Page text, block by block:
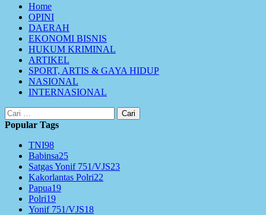
Primary
Menu
Home
OPINI
DAERAH
EKONOMI BISNIS
HUKUM KRIMINAL
ARTIKEL
SPORT, ARTIS & GAYA HIDUP
NASIONAL
INTERNASIONAL
Cari
untuk:
Popular Tags
TNI98
Babinsa25
Satgas Yonif 751/VJS23
Kakorlantas Polri22
Papua19
Polri19
Yonif 751/VJS18